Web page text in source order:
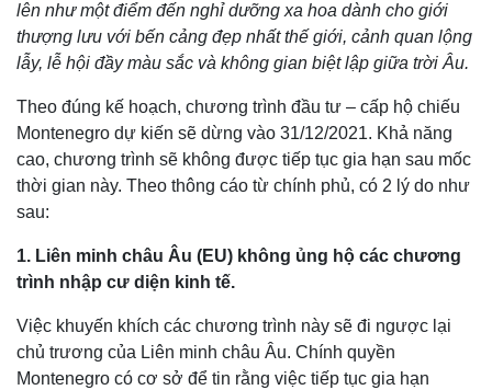
lên như một điểm đến nghỉ dưỡng xa hoa dành cho giới
thượng lưu với bến cảng đẹp nhất thế giới, cảnh quan lộng
lẫy, lễ hội đầy màu sắc và không gian biệt lập giữa trời Âu.
Theo đúng kế hoạch, chương trình đầu tư – cấp hộ chiếu
Montenegro dự kiến sẽ dừng vào 31/12/2021. Khả năng
cao, chương trình sẽ không được tiếp tục gia hạn sau mốc
thời gian này. Theo thông cáo từ chính phủ, có 2 lý do như
sau:
1. Liên minh châu Âu (EU) không ủng hộ các chương
trình nhập cư diện kinh tế.
Việc khuyến khích các chương trình này sẽ đi ngược lại
chủ trương của Liên minh châu Âu. Chính quyền
Montenegro có cơ sở để tin rằng việc tiếp tục gia hạn